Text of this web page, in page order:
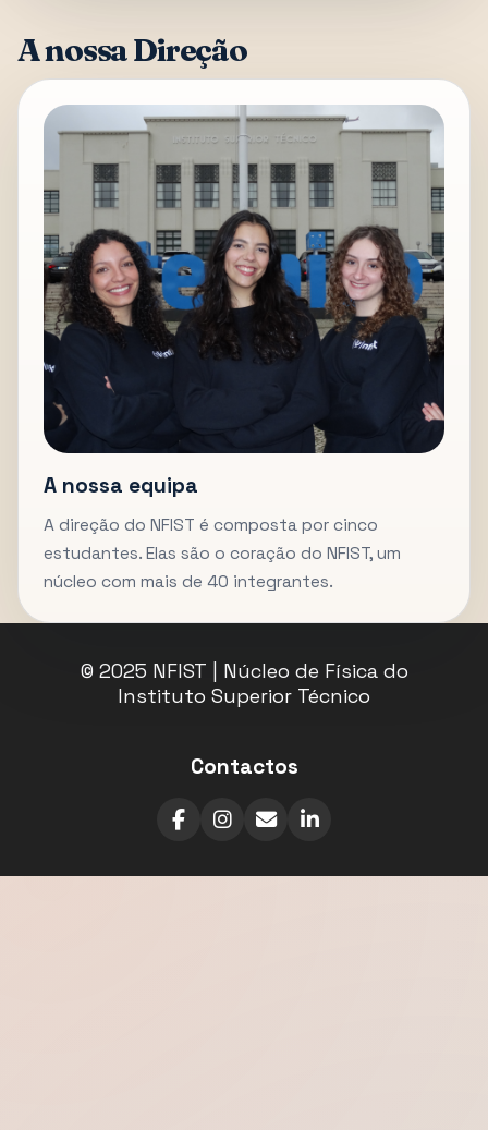
A nossa Direção
A nossa equipa
A direção do NFIST é composta por cinco
estudantes. Elas são o coração do NFIST, um
núcleo com mais de 40 integrantes.
© 2025 NFIST | Núcleo de Física do
Instituto Superior Técnico
Contactos